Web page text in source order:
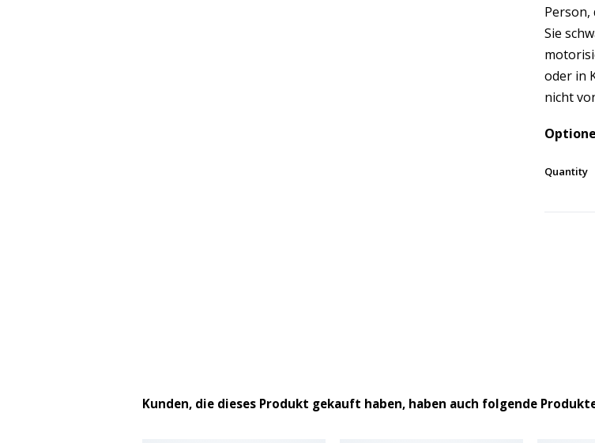
Person,
Sie
oder in
nicht
Quantity
Kunden, die dieses Produkt gekauft haben, haben auch folgende